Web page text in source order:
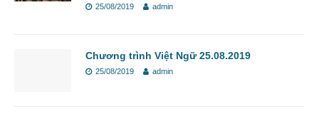
25/08/2019 admin
Chương trình Việt Ngữ 25.08.2019
25/08/2019 admin